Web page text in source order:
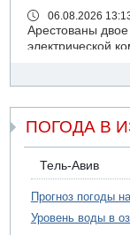
06.08.2026
Арестованы
электрической
Возле Кирьят-
06.08.2026
США не будут
06.08.2026
Трое
Взрыв в
06.08.2026
ПОГОДА В
Тель-Авив
Прогноз погоды
Уровень воды в